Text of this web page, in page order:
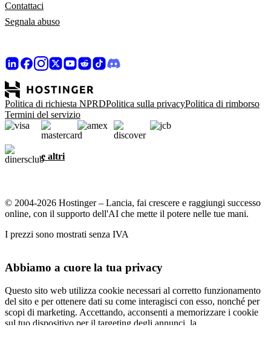
Contattaci
Segnala abuso
Politica di richiesta NPRDPolitica sulla privacyPolitica di rimborso
Termini del servizio
e altri
© 2004-2026 Hostinger – Lancia, fai crescere e raggiungi successo
online, con il supporto dell'AI che mette il potere nelle tue mani.
I prezzi sono mostrati senza IVA
Abbiamo a cuore la tua privacy
Questo sito web utilizza cookie necessari al corretto funzionamento
del sito e per ottenere dati su come interagisci con esso, nonché per
scopi di marketing. Accettando, acconsenti a memorizzare i cookie
sul tuo dispositivo per il targeting degli annunci, la